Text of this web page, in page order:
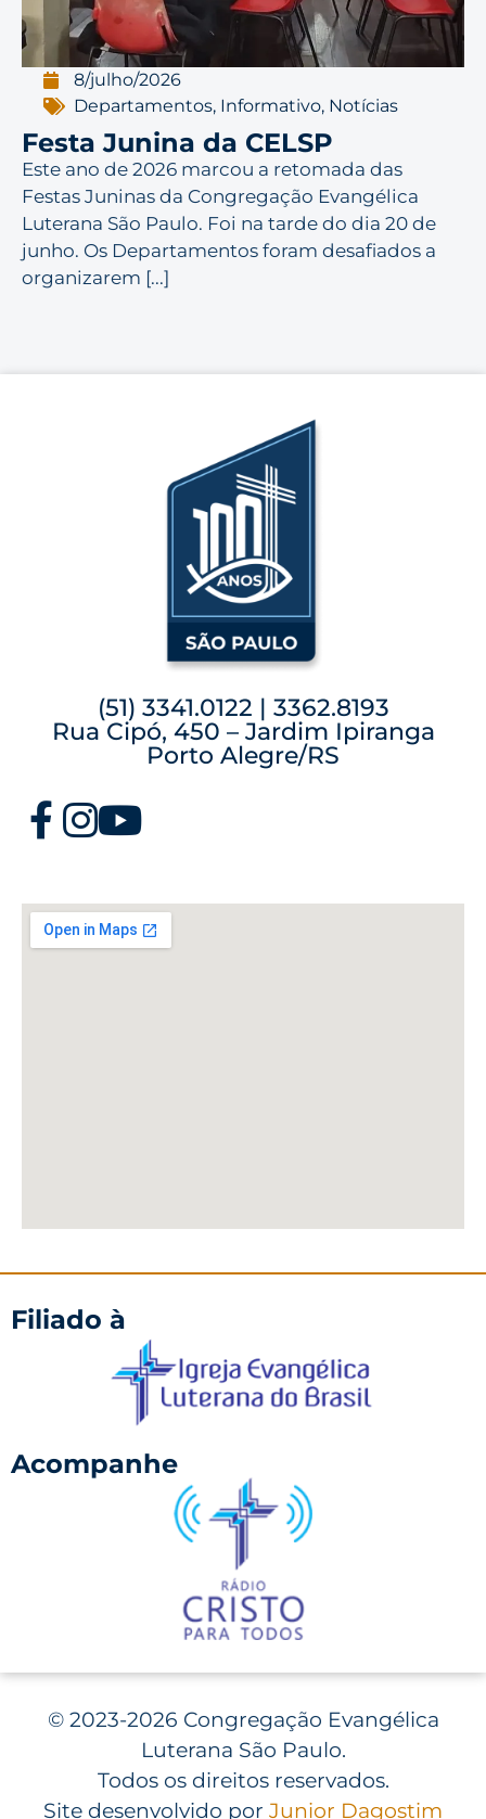
8/julho/2026
Departamentos, Informativo, Notícias
Festa Junina da CELSP
Este ano de 2026 marcou a retomada das
Festas Juninas da Congregação Evangélica
Luterana São Paulo. Foi na tarde do dia 20 de
junho. Os Departamentos foram desafiados a
organizarem [...]
(51) 3341.0122 | 3362.8193
Rua Cipó, 450 – Jardim Ipiranga
Porto Alegre/RS
Filiado à
Acompanhe
©2023-2026 Congregação Evangélica
Luterana São Paulo.
Todos os direitos reservados.
Site desenvolvido por Junior Dagostim